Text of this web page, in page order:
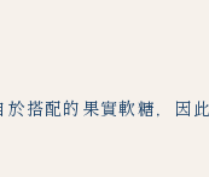
搭配的果實軟糖，因